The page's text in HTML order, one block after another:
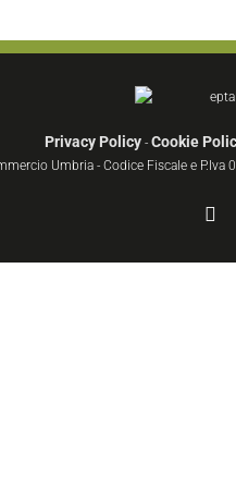
Privacy Policy- Cookie
Umbria - Codice Fiscale e